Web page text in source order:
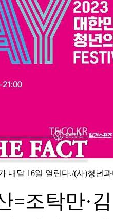
내달 16일 열린다./(사)청년
=조탁만·